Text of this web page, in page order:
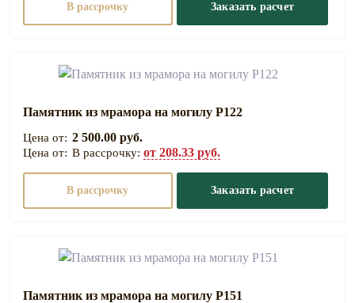
В рассрочку Заказать расчет
Памятник из мрамора на могилу Р122
2 500.00 руб.
В рассрочку: от 208.33 руб.
В рассрочку Заказать расчет
Памятник из мрамора на могилу Р151